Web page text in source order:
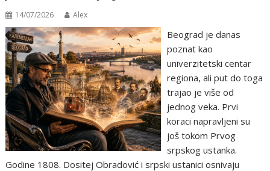
14/07/2026 Alex
Beograd je danas
poznat kao
univerzitetski centar
regiona, ali put do toga
trajao je više od
jednog veka. Prvi
koraci napravljeni su
još tokom Prvog
srpskog ustanka.
Godine 1808. Dositej Obradović i srpski ustanici osnivaju